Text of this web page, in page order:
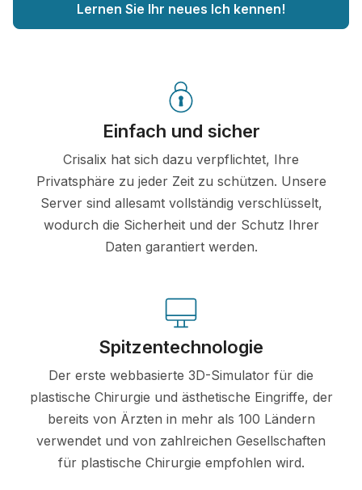
Lernen Sie Ihr neues Ich kennen!
Einfach und sicher
Crisalix hat sich dazu verpflichtet, Ihre
Privatsphäre zu jeder Zeit zu schützen. Unsere
Server sind allesamt vollständig verschlüsselt,
wodurch die Sicherheit und der Schutz Ihrer
Daten garantiert werden.
Spitzentechnologie
Der erste webbasierte 3D-Simulator für die
plastische Chirurgie und ästhetische Eingriffe, der
bereits von Ärzten in mehr als 100 Ländern
verwendet und von zahlreichen Gesellschaften
für plastische Chirurgie empfohlen wird.